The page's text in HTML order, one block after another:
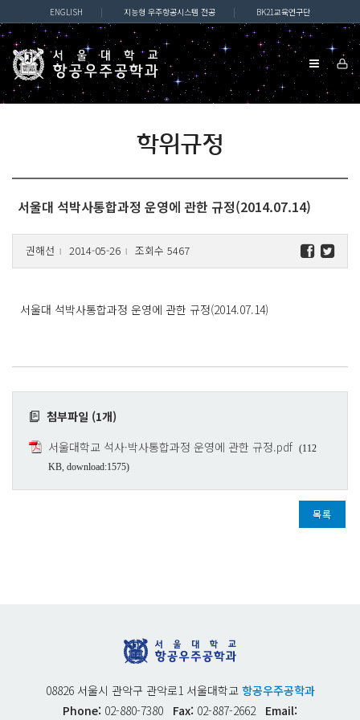
ENGLISH | 지능형 우주항공시스템 전공 | BK21교육연구단
학위규정
서울대 석박사통합과정 운영에 관한 규정(2014.07.14)
권해선 l 2014-05-26 l 조회수 5467
서울대 석박사통합과정 운영에 관한 규정(2014.07.14)
첨부파일 (1개)
서울대학교 석사·박사통합과정 운영에 관한 규정.pdf (112
KB, download:1575)
목록
08826 서울시 관악구 관악로1 서울대학교 항공우주공학과
Phone: 02-880-7380 Fax: 02-887-2662 Email: